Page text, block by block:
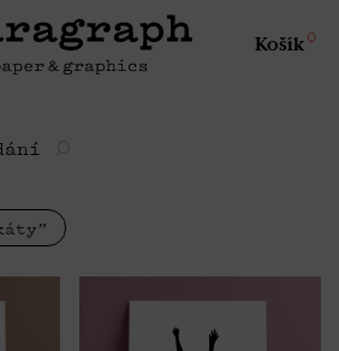
Košík0